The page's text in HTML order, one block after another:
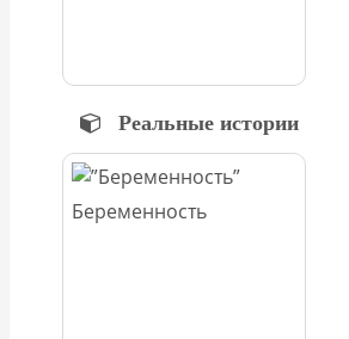
Реальные истории
Беременность